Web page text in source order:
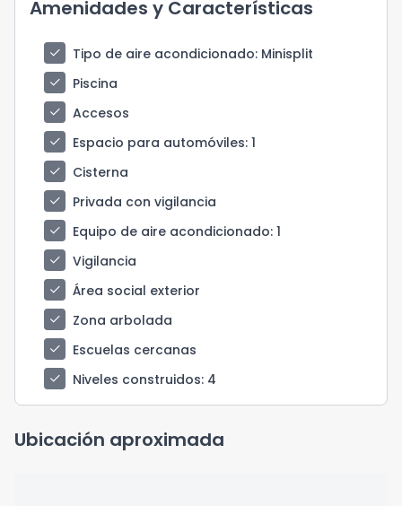
Amenidades y Características
check Tipo de aire acondicionado: Minisplit
check
Piscina
check
Accesos
check
Espacio para automóviles: 1
check
Cisterna
check
Privada con vigilancia
check
Equipo de aire acondicionado: 1
check
Vigilancia
check
Área social exterior
check
Zona arbolada
check
Escuelas cercanas
check
Niveles construidos: 4
Ubicación aproximada